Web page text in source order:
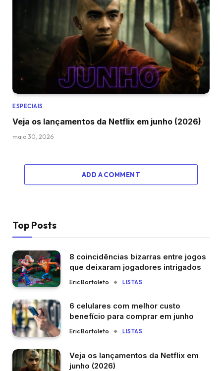
ESPECIAIS
Veja os lançamentos da Netflix em junho (2026)
maio 30, 2026
ADD A COMMENT
Top Posts
8 coincidências bizarras entre jogos
que deixaram jogadores intrigados
Eric Bortoleto LISTAS
6 celulares com melhor custo
benefício para comprar em junho
Eric Bortoleto LISTAS
Veja os lançamentos da Netflix em
junho (2026)